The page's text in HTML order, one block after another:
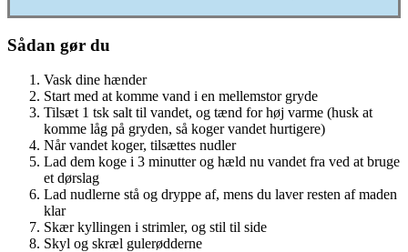
Sådan gør du
Vask dine hænder
Start med at komme vand i en mellemstor gryde
Tilsæt 1 tsk salt til vandet, og tænd for høj varme (husk at
komme låg på gryden, så koger vandet hurtigere)
Når vandet koger, tilsættes nudler
Lad dem koge i 3 minutter og hæld nu vandet fra ved at bruge
et dørslag
Lad nudlerne stå og dryppe af, mens du laver resten af maden
klar
Skær kyllingen i strimler, og stil til side
Skyl og skræl gulerødderne